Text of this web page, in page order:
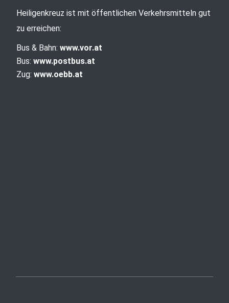
Heiligenkreuz ist mit öffentlichen Verkehrsmitteln gut
zu erreichen:
Bus & Bahn: www.vor.at
Bus: www.postbus.at
Zug: www.oebb.at